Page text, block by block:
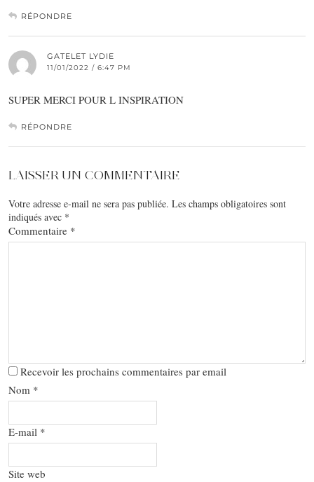
RÉPONDRE
GATELET LYDIE
11/01/2022 / 6:47 PM
SUPER MERCI POUR L INSPIRATION
RÉPONDRE
LAISSER UN COMMENTAIRE
Votre adresse e-mail ne sera pas publiée. Les champs obligatoires sont
indiqués avec *
Commentaire *
Recevoir les prochains commentaires par email
Nom *
E-mail *
Site web